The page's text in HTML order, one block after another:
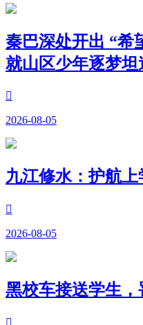
秦巴深处开出 “希
就山区少年逐梦坦

2026-08-05
九江修水：护航

2026-08-05
黑校车接送学生，
